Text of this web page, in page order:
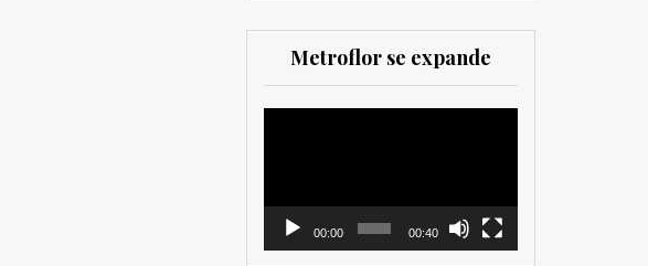
Metroflor se expande
00:00 00:40